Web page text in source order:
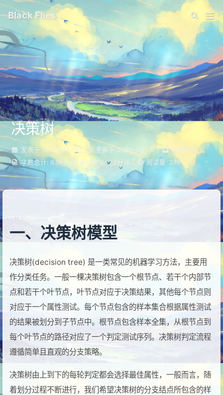
Black Flies
决策树
发表于 2023-07-19 | 更新于 2026-03-08 | 机器学习
字数总计: 6.7k 阅读时长: 22分钟 阅读量: 276
一、决策树模型
决策树(decision tree) 是一类常见的机器学习方法，主要用
作分类任务。一般一棵决策树包含一个根节点、若干个内部节
点和若干个叶节点，叶节点对应于决策结果，其他每个节点则
对应于一个属性测试。每个节点包含的样本集合根据属性测试
的结果被划分到子节点中。根节点包含样本全集，从根节点到
每个叶节点的路径对应了一个判定测试序列。决策树判定流程
遵循简单且直观的分支策略。
决策树由上到下的每轮判定都会选择最佳属性，一般而言，随
着划分过程不断进行，我们希望决策树的分支结点所包含的样